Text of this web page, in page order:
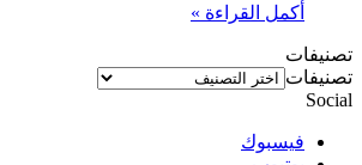
أكمل القراءة »
تصنيفات
تصنيفات
Social
فيسبوك